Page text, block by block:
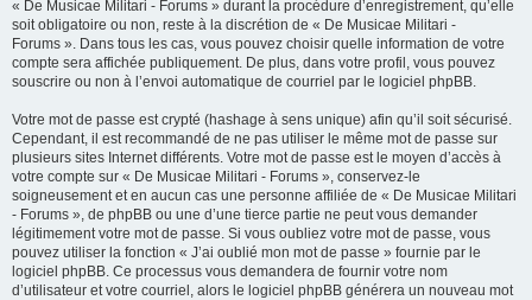
« De Musicae Militari - Forums » durant la procédure d’enregistrement, qu’elle
soit obligatoire ou non, reste à la discrétion de « De Musicae Militari -
Forums ». Dans tous les cas, vous pouvez choisir quelle information de votre
compte sera affichée publiquement. De plus, dans votre profil, vous pouvez
souscrire ou non à l’envoi automatique de courriel par le logiciel phpBB.
Votre mot de passe est crypté (hashage à sens unique) afin qu’il soit sécurisé.
Cependant, il est recommandé de ne pas utiliser le même mot de passe sur
plusieurs sites Internet différents. Votre mot de passe est le moyen d’accès à
votre compte sur « De Musicae Militari - Forums », conservez-le
soigneusement et en aucun cas une personne affiliée de « De Musicae Militari
- Forums », de phpBB ou une d’une tierce partie ne peut vous demander
légitimement votre mot de passe. Si vous oubliez votre mot de passe, vous
pouvez utiliser la fonction « J’ai oublié mon mot de passe » fournie par le
logiciel phpBB. Ce processus vous demandera de fournir votre nom
d’utilisateur et votre courriel, alors le logiciel phpBB générera un nouveau mot